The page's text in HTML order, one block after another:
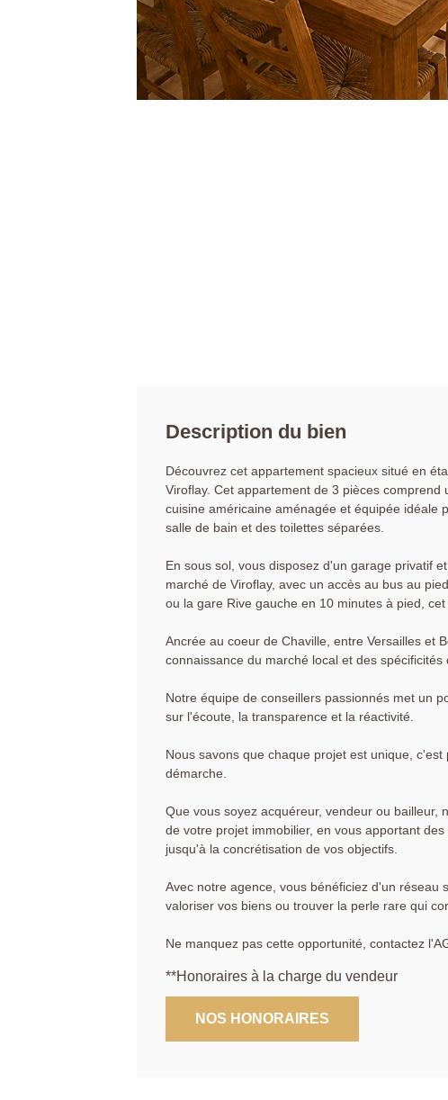
Description du bien
Découvrez cet appartement spacieux situé en
Viroflay. Cet appartement de 3 pièces
cuisine américaine aménagée et équipée idéale
salle de bain et des toilettes séparées.
En sous sol, vous disposez d'un garage privatif
marché de Viroflay, avec un accès au bus au
ou la gare Rive gauche en 10 minutes à pied,
Ancrée au coeur de Chaville, entre Versailles et
connaissance du marché local et des spécificités
Notre équipe de conseillers passionnés met un
sur l'écoute, la transparence et la réactivité.
Nous savons que chaque projet est unique,
démarche.
Que vous soyez acquéreur, vendeur ou bailleur,
de votre projet immobilier, en vous apportant
jusqu'à la concrétisation de vos objectifs.
Avec notre agence, vous bénéficiez d'un
valoriser vos biens ou trouver la perle rare qui
Ne manquez pas cette opportunité, contactez
**Honoraires à la charge du vendeur
NOS HONORAIRES